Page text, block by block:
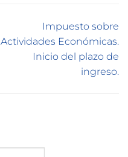
Impuesto sobre
Actividades Económicas.
Inicio del plazo de
ingreso.